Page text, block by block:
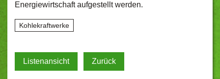
Energiewirtschaft aufgestellt werden.
Kohlekraftwerke
Listenansicht Zurück